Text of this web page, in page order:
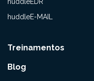
huddleE-MAIL
Treinamentos
Blog